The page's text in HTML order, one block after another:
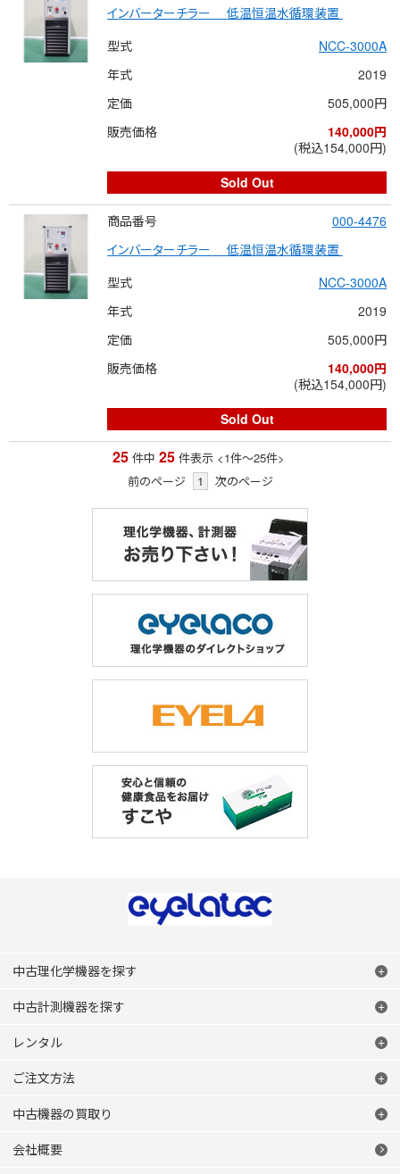
インバーターチラー 　低温恒温水循環装置
型式
NCC-3000A
年式
2019
定価
505,000円
販売価格
140,000円
(税込154,000円)
Sold Out
商品番号
000-4476
インバーターチラー 　低温恒温水循環装置
型式
NCC-3000A
年式
2019
定価
505,000円
販売価格
140,000円
(税込154,000円)
Sold Out
25 件中 25 件表示 <1件～25件>
前のページ
1 次のページ
中古理化学機器を探す
中古計測機器を探す
レンタル
ご注文方法
中古機器の買取り
会社概要